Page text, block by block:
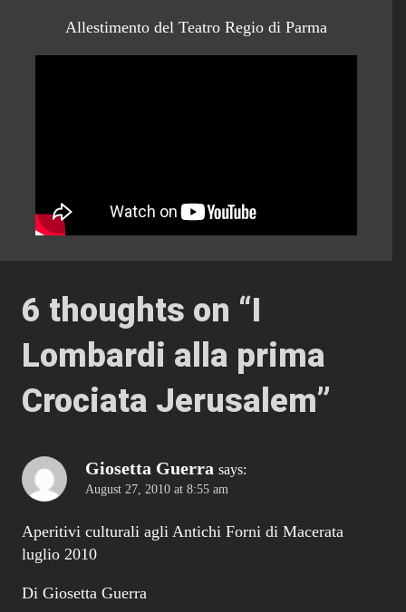
Allestimento del Teatro Regio di Parma
6 thoughts on “I
Lombardi alla prima
Crociata Jerusalem”
Giosetta Guerra says:
August 27, 2010 at 8:55 am
Aperitivi culturali agli Antichi Forni di Macerata
luglio 2010
Di Giosetta Guerra